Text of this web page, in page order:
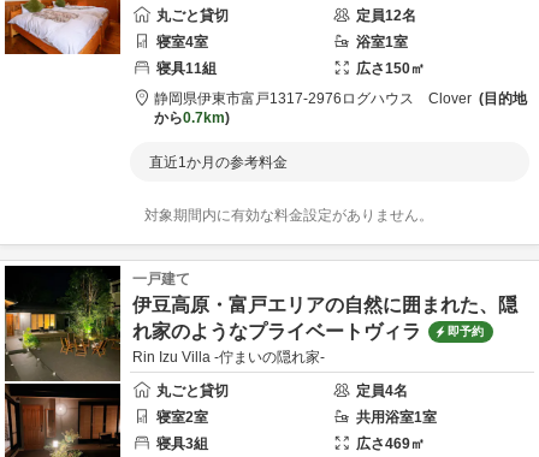
丸ごと貸切 定員12名
寝室4室 浴室1室
寝具11組 広さ150㎡
静岡県伊東市富戸1317-2976 ログハウス Clover
目的地
から0.7km
直近1か月の参考料金
対象期間内に有効な料金設定がありません。
一戸建て
伊豆高原・富戸エリアの自然に囲まれた、隠
れ家のようなプライベートヴィラ
即予約
Rin Izu Villa -佇まいの隠れ家-
丸ごと貸切
定員4名
寝室2室 共用浴室1室
寝具3組 広さ469㎡